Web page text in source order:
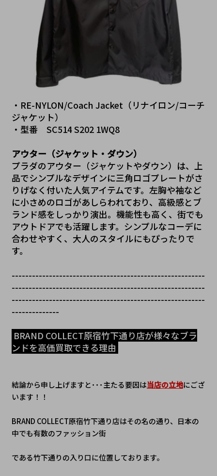
・RE-NYLON/Coach Jacket（リナイロン/コーチ
ジャケット）
・型番　SC514 S202 1WQ8
アウター（ジャケット・ダウン）
プラダのアウター（ジャケットやダウン）は、上
品でシンプルなデザインに三角ロゴプレートがさ
りげなく付いた人気アイテムです。左胸や袖など
に小さめのロゴがあしらわれており、高級感とブ
ランド感をしっかり演出。機能性も高く、街でも
アウトドアでも活躍します。シンプルなコーデに
合わせやすく、大人のスタイルにもぴったりで
す。
---------------------------------------------------------
---------------------------------------------------------
---------------------------------------------------------
--------------
ンドを高価買取できる理由
結論から申し上げますと･･･主たる要因は当店の立地にござ
います！！
BRAND COLLECT原宿竹下通り店はその名の通り、日本の
中でも有数のファッション街
である竹下通りの入り口に位置しております。